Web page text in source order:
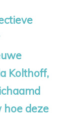
Kolthoff,
deze